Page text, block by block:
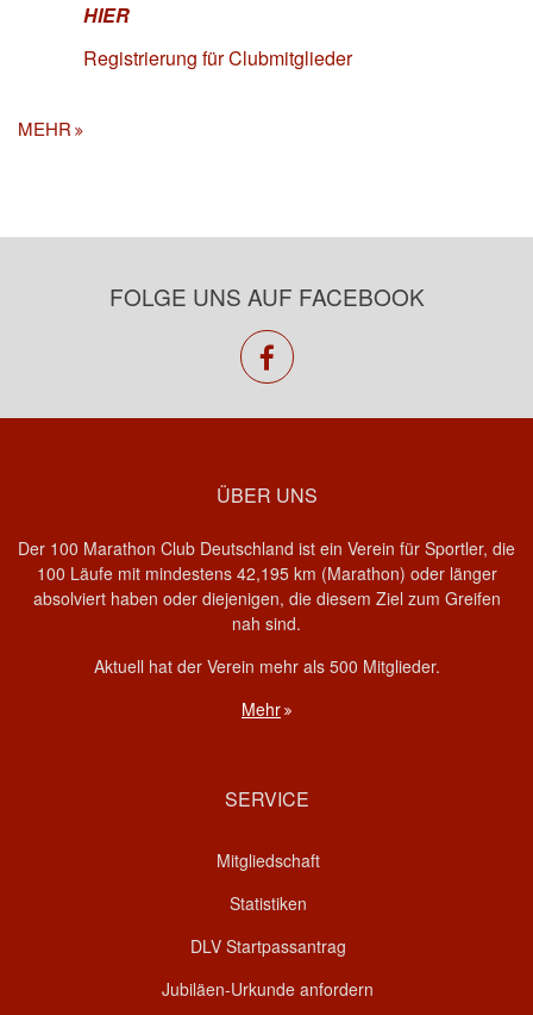
HIER
Registrierung für Clubmitglieder
MEHR
FOLGE UNS AUF FACEBOOK
facebook
ÜBER UNS
Der 100 Marathon Club Deutschland ist ein Verein für Sportler, die
100 Läufe mit mindestens 42,195 km (Marathon) oder länger
absolviert haben oder diejenigen, die diesem Ziel zum Greifen
nah sind.
Aktuell hat der Verein mehr als 500 Mitglieder.
Mehr
SERVICE
Mitgliedschaft
Statistiken
DLV Startpassantrag
Jubiläen-Urkunde anfordern